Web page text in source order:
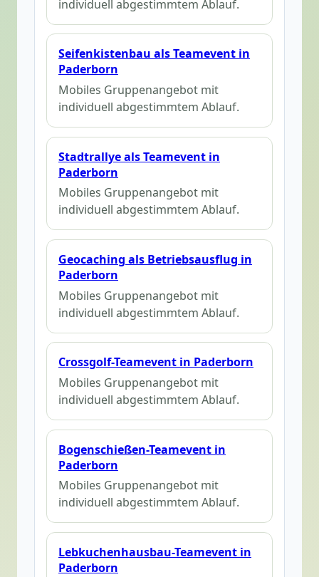
individuell abgestimmtem Ablauf.
Seifenkistenbau als Teamevent in
Paderborn
Mobiles Gruppenangebot mit
individuell abgestimmtem Ablauf.
Stadtrallye als Teamevent in
Paderborn
Mobiles Gruppenangebot mit
individuell abgestimmtem Ablauf.
Geocaching als Betriebsausflug in
Paderborn
Mobiles Gruppenangebot mit
individuell abgestimmtem Ablauf.
Crossgolf-Teamevent in Paderborn
Mobiles Gruppenangebot mit
individuell abgestimmtem Ablauf.
Bogenschießen-Teamevent in
Paderborn
Mobiles Gruppenangebot mit
individuell abgestimmtem Ablauf.
Lebkuchenhausbau-Teamevent in
Paderborn